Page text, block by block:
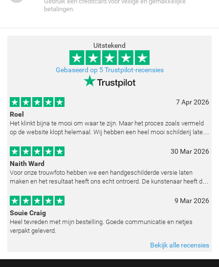
betalingen.
Uitstekend
Gebaseerd op 5 Trustpilot-recensies
7 Apr 2026
Roel
Het klinkt bijna te mooi om waar te zijn. Maar het proces zoals vermeld
op de website klopt helemaal. Wij hebben een heel mooi schilderij laten
30 Mar 2026
Naith Ward
Voor onze trouwfoto hebben we een handgeschilderde versie laten
maken en het resultaat heeft ons echt ontroerd. De kunstenaar heeft de
9 Mar 2026
Souie Craig
Heel tevreden met mijn bestelling. Goede communicatie en netjes
verpakt geleverd.
Bekijk alle recensies